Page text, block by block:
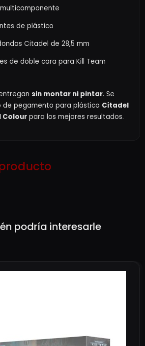
de plástico
Citadel de 28,5 mm
de doble cara para Kill Team
sin montar ni pintar. Se
de pegamento para plástico Citadel
Colour para los mejores resultados.
podría interesarle